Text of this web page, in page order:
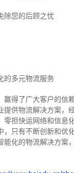
除您的后顾之忧
的多元物流服务
得了广大客户的信赖
供物流解决方案，
担快运网络和信息
只有不断创新和优
化的物流解决方案